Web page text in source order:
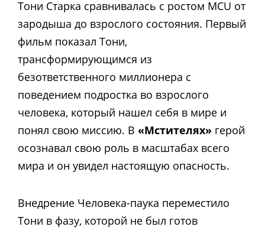
Тони Старка сравнивалась с ростом MCU от
зародыша до взрослого состояния. Первый
фильм показал Тони,
трансформирующимся из
безответственного миллионера с
поведением подростка во взрослого
человека, который нашел себя в мире и
понял свою миссию. В «Мстителях» герой
осознавал свою роль в масштабах всего
мира и он увидел настоящую опасность.
Внедрение Человека-паука переместило
Тони в фазу, которой не был готов